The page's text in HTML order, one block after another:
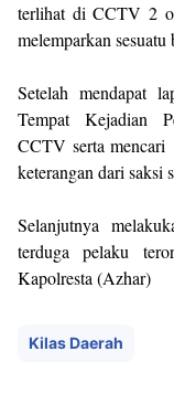
terlihat di CCTV 2
melemparkan
Setelah mendapat
Tempat Kejadian
CCTV serta
keterangan dari saksi
Selanjutnya
terduga pelaku
Kapolresta (Azhar)
Kilas Daerah